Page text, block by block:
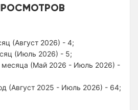
(Август 2026) - 4;
(Июль 2026) - 5;
месяца (Май 2026 - Июль 2026) -
(Август 2025 - Июль 2026) - 64;